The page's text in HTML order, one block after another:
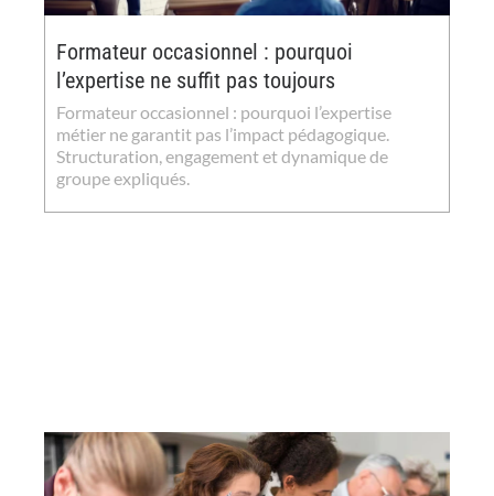
Formateur occasionnel : pourquoi
l’expertise ne suffit pas toujours
Formateur occasionnel : pourquoi l’expertise
métier ne garantit pas l’impact pédagogique.
Structuration, engagement et dynamique de
groupe expliqués.